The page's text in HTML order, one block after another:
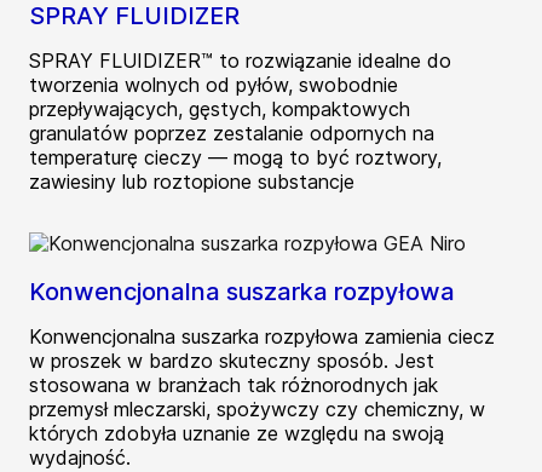
SPRAY FLUIDIZER
SPRAY FLUIDIZER™ to rozwiązanie idealne do
tworzenia wolnych od pyłów, swobodnie
przepływających, gęstych, kompaktowych
granulatów poprzez zestalanie odpornych na
temperaturę cieczy — mogą to być roztwory,
zawiesiny lub roztopione substancje
Konwencjonalna suszarka rozpyłowa
Konwencjonalna suszarka rozpyłowa zamienia ciecz
w proszek w bardzo skuteczny sposób. Jest
stosowana w branżach tak różnorodnych jak
przemysł mleczarski, spożywczy czy chemiczny, w
których zdobyła uznanie ze względu na swoją
wydajność.